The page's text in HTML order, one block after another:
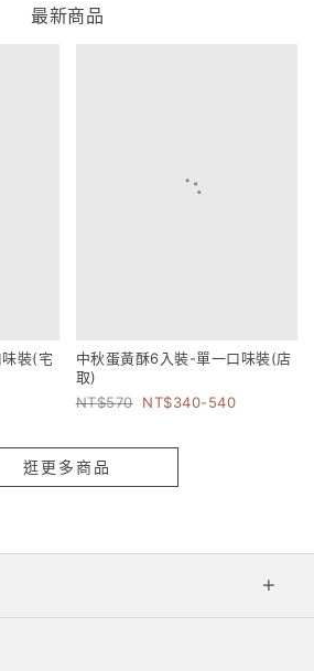
最新商品
裝(宅
中秋蛋黃酥6入裝-單一口味裝(店
取)
570
340-540
逛更多商品